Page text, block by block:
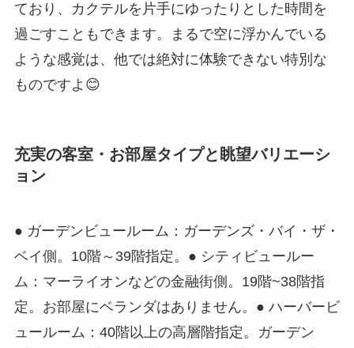
ており、カクテルを片手にゆったりとした時間を
過ごすこともできます。まるで空に浮かんでいる
ような感覚は、他では絶対に体験できない特別な
ものですよ😊
充実の客室・お部屋タイプと眺望バリエーシ
ョン
● ガーデンビュールーム：ガーデンズ・バイ・ザ・
ベイ側。10階～39階指定。● シティビュールー
ム：マーライオンなどの金融街側。19階~38階指
定。お部屋にベランダはありません。● ハーバービ
ュールーム：40階以上の高層階指定。ガーデン